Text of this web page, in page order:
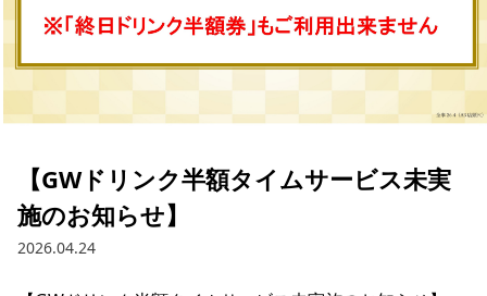
会社概要
沿革
経営陣
所在地
や台ずし
焼とりてっぱん
会長メッセージ
コーポレートガバナンス
財務情報
業績推移
パート・アルバイト
店舗物件・店舗施工管理業者の募集
お問い合わせ
お問い合わせトップ
このサイトについて
プライバシーポリシー
【GWドリンク半額タイムサービス未実
施のお知らせ】
2026.04.24